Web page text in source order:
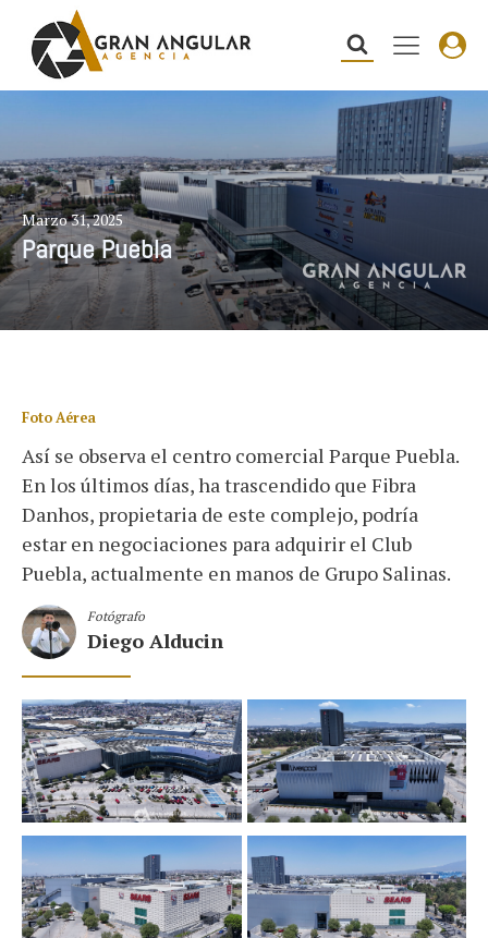
Marzo 31, 2025
Parque Puebla
Foto Aérea
Así se observa el centro comercial Parque Puebla.
En los últimos días, ha trascendido que Fibra
Danhos, propietaria de este complejo, podría
estar en negociaciones para adquirir el Club
Puebla, actualmente en manos de Grupo Salinas.
Fotógrafo
Diego Alducin